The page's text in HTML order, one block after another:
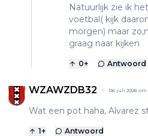
Natuurlijk zie ik
voetbal( kijk
morgen) maar
graag naar kijken
0+ Antwoord
WZAWZDB32 06 juli 2026 om
Wat een pot haha, Alvarez
1+ Antwoord